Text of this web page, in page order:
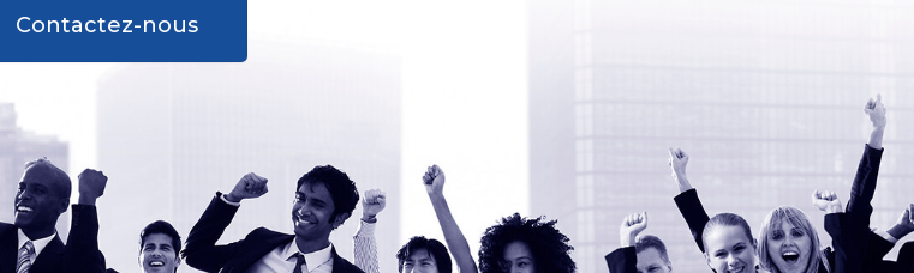
Contactez-nous